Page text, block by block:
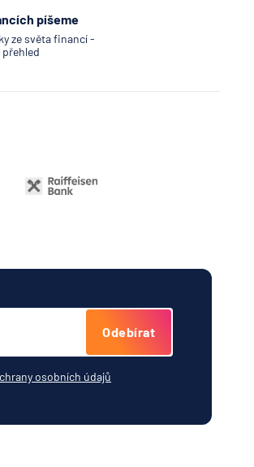
píšeme
ze světa financí -
přehled
Odebírat
osobních údajů